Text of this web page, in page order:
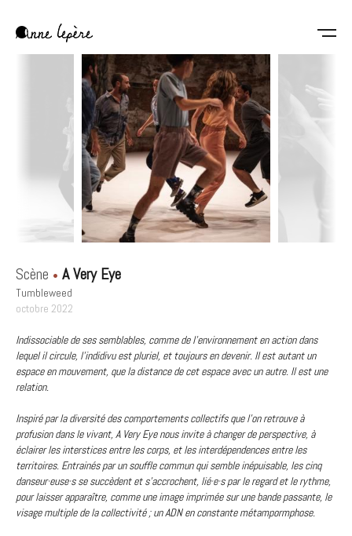
contenu
principal
Anne
Scène A Very Eye
Tumbleweed
octobre 2022
Indissociable de ses semblables, comme de l'environnement en action dans
lequel il circule, l'indidivu est pluriel, et toujours en devenir. Il est autant un
espace en mouvement, que la distance de cet espace avec un autre. Il est une
relation.
Inspiré par la diversité des comportements collectifs que l'on retrouve à
profusion dans le vivant, A Very Eye nous invite à changer de perspective, à
éclairer les interstices entre les corps, et les interdépendences entre les
territoires. Entrainés par un souffle commun qui semble inépuisable, les cinq
danseur·euse·s se succèdent et s'accrochent, lié·e·s par le regard et le rythme,
pour laisser apparaître, comme une image imprimée sur une bande passante, le
visage multiple de la collectivité ; un ADN en constante métampormphose.